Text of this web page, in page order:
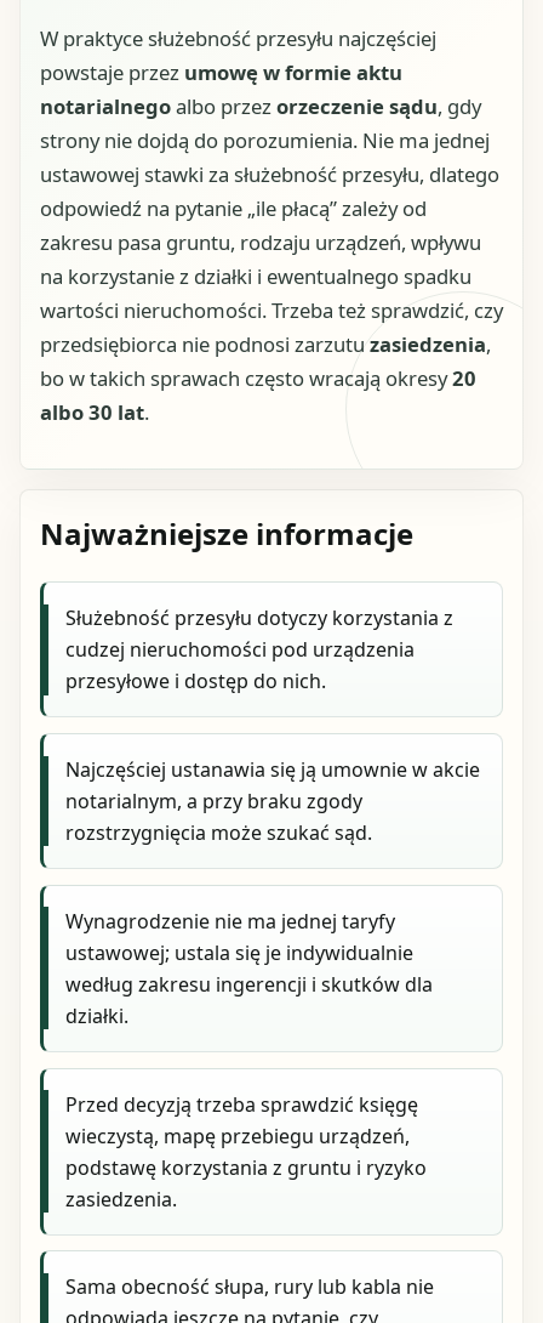
W praktyce służebność przesyłu najczęściej
powstaje przez umowę w formie aktu
notarialnegoalbo przezorzeczenie sądu, gdy
strony nie dojdą do porozumienia. Nie ma jednej
ustawowej stawki za służebność przesyłu, dlatego
odpowiedź na pytanie „ile płacą” zależy od
zakresu pasa gruntu, rodzaju urządzeń, wpływu
na korzystanie z działki i ewentualnego spadku
wartości nieruchomości. Trzeba też sprawdzić, czy
przedsiębiorca nie podnosi zarzutuzasiedzenia,
bo w takich sprawach często wracają okresy20
albo 30 lat.
Najważniejsze informacje
Służebność przesyłu dotyczy korzystania z
cudzej nieruchomości pod urządzenia
przesyłowe i dostęp do nich.
Najczęściej ustanawia się ją umownie w akcie
notarialnym, a przy braku zgody
rozstrzygnięcia może szukać sąd.
Wynagrodzenie nie ma jednej taryfy
ustawowej; ustala się je indywidualnie
według zakresu ingerencji i skutków dla
działki.
Przed decyzją trzeba sprawdzić księgę
wieczystą, mapę przebiegu urządzeń,
podstawę korzystania z gruntu i ryzyko
zasiedzenia.
Sama obecność słupa, rury lub kabla nie